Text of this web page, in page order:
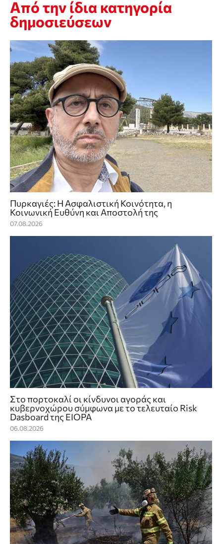
Από την ίδια κατηγορία
δημοσιεύσεων
Πυρκαγιές: Η Ασφαλιστική Κοινότητα, η
Κοινωνική Ευθύνη και Αποστολή της
07.08.2026
Στο πορτοκαλί οι κίνδυνοι αγοράς και
κυβερνοχώρου σύμφωνα με το τελευταίο Risk
Dasboard της EIOPA
06.08.2026